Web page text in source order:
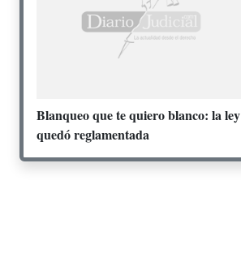
Blanqueo que te quiero blanco: la ley
quedó reglamentada